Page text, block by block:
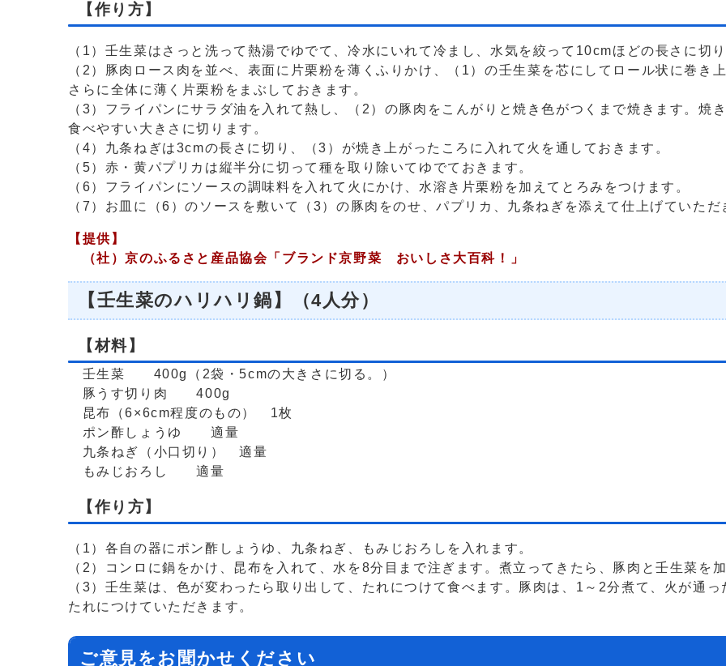
【作り方】
（1）壬生菜はさっと洗って熱湯でゆでて、冷水にいれて冷まし、水気を絞って10cmほどの長さに切り
（2）豚肉ロース肉を並べ、表面に片栗粉を薄くふりかけ、（1）の壬生菜を芯にしてロール状に巻き上
さらに全体に薄く片栗粉をまぶしておきます。
（3）フライパンにサラダ油を入れて熱し、（2）の豚肉をこんがりと焼き色がつくまで焼きます。焼
食べやすい大きさに切ります。
（4）九条ねぎは3cmの長さに切り、（3）が焼き上がったころに入れて火を通しておきます。
（5）赤・黄パプリカは縦半分に切って種を取り除いてゆでておきます。
（6）フライパンにソースの調味料を入れて火にかけ、水溶き片栗粉を加えてとろみをつけます。
（7）お皿に（6）のソースを敷いて（3）の豚肉をのせ、パプリカ、九条ねぎを添えて仕上げていただ
【提供】
（社）京のふるさと産品協会「ブランド京野菜 おいしさ大百科！」
【壬生菜のハリハリ鍋】（4人分）
【材料】
壬生菜 400g（2袋・5cmの大きさに切る。）
豚うす切り肉 400g
昆布（6×6cm程度のもの） 1枚
ポン酢しょうゆ 適量
九条ねぎ（小口切り） 適量
もみじおろし 適量
【作り方】
（1）各自の器にポン酢しょうゆ、九条ねぎ、もみじおろしを入れます。
（2）コンロに鍋をかけ、昆布を入れて、水を8分目まで注ぎます。煮立ってきたら、豚肉と壬生菜を加
（3）壬生菜は、色が変わったら取り出して、たれにつけて食べます。豚肉は、1～2分煮て、火が通っ
たれにつけていただきます。
ご意見をお聞かせください